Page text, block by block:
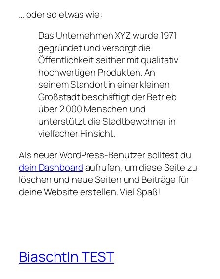
… oder so etwas wie:
Das Unternehmen XYZ wurde 1971
gegründet und versorgt die
Öffentlichkeit seither mit qualitativ
hochwertigen Produkten. An
seinem Standort in einer kleinen
Großstadt beschäftigt der Betrieb
über 2.000 Menschen und
unterstützt die Stadtbewohner in
vielfacher Hinsicht.
Als neuer WordPress-Benutzer solltest du
dein Dashboardaufrufen, um diese Seite zu
löschen und neue Seiten und Beiträge für
deine Website erstellen. Viel Spaß!
Biaschtln TEST